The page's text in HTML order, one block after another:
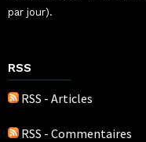
par jour).
RSS
RSS - Articles
RSS - Commentaires